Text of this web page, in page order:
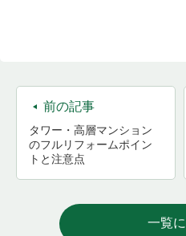
前の記事
タワー・高層マンション
のフルリフォームポイン
トと注意点
一覧